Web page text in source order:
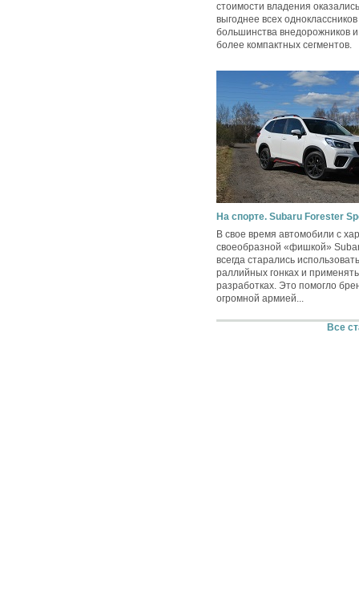
стоимости владения
выгоднее всех
большинства внедорожников и
более компактных сегментов.
На спорте. Subaru Forester
В свое время автомобили с
своеобразной «фишкой»
всегда старались
раллийных гонках и
разработках. Это помогло
огромной армией...
Все